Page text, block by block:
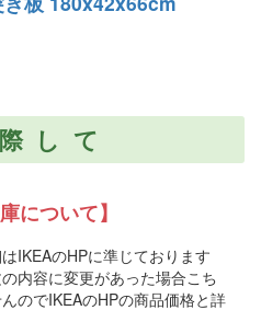
して
について】
IKEAのHPに準じております
内容に変更があった場合こち
のでIKEAのHPの商品価格と詳